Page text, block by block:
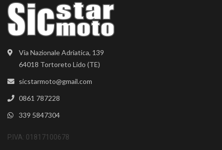
Via Nazionale Adriatica, 139
64018 Tortoreto Lido (TE)
sicstarmoto@gmail.com
0861 787228
339 5847304
P.IVA: 01817100678